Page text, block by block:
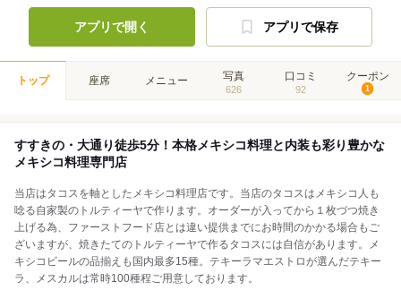
アプリで開く アプリで保存
トップ 座席 メニュー 写真
626
口コミ
92
クーポン
1
すすきの・大通り徒歩5分！本格メキシコ料理と内装も彩り豊かな
メキシコ料理専門店
当店はタコスを軸としたメキシコ料理店です。当店のタコスはメキシコ人も
唸る自家製のトルティーヤで作ります。オーダーが入ってから１枚づつ焼き
上げる為、ファーストフード店とは違い提供までにお時間のかかる場合もご
ざいますが、焼きたてのトルティーヤで作るタコスには自信があります。メ
キシコビールの品揃えも国内最多15種。テキーラマエストロが選んだテキー
ラ、メスカルは常時100種程ご用意しております。